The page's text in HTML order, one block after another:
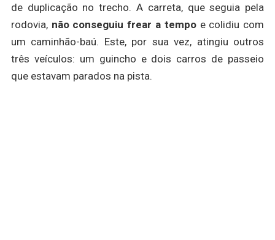
de duplicação no trecho. A carreta, que seguia pela
rodovia, não conseguiu frear a tempoe colidiu com
um caminhão-baú. Este, por sua vez, atingiu outros
três veículos: um guincho e dois carros de passeio
que estavam parados na pista.